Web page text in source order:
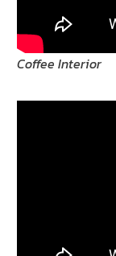
Coffee Interior